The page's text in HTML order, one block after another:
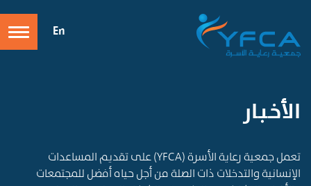
En
الأخـبـار
تعمل جمعية رعاية الأسرة (YFCA) على تقديم المساعدات
الإنسانية والتدخلات ذات الصلة من أجل حياه أفضل للمجتمعات